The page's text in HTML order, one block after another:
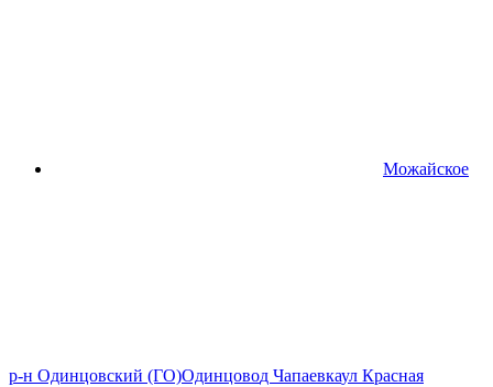
Можайское
р-н Одинцовский (ГО)Одинцовод Чапаевкаул Красная